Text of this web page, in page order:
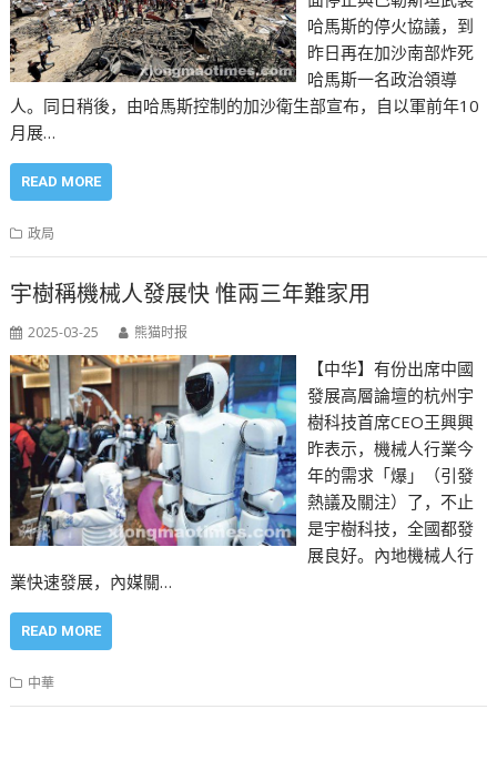
哈馬斯的停火協議，到
昨日再在加沙南部炸死
哈馬斯一名政治領導
人。同日稍後，由哈馬斯控制的加沙衛生部宣布，自以軍前年10
月展…
READ MORE
政局
宇樹稱機械人發展快 惟兩三年難家用
2025-03-25 熊猫时报
【中华】有份出席中國
發展高層論壇的杭州宇
樹科技首席CEO王興興
昨表示，機械人行業今
年的需求「爆」（引發
熱議及關注）了，不止
是宇樹科技，全國都發
展良好。內地機械人行
業快速發展，內媒關…
READ MORE
中華